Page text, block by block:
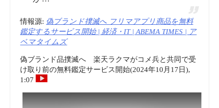
情報源: 偽ブランド撲滅へ フリマアプリ商品を無料
鑑定するサービス開始 | 経済・IT | ABEMA TIMES | ア
ベマタイムズ
偽ブランド品撲滅へ 楽天ラクマがコメ兵と共同で受
け取り前の無料鑑定サービス開始(2024年10月17日),
1:07